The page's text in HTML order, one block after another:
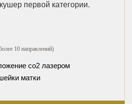
первой категории.
10 направлений)
со2 лазером
матки